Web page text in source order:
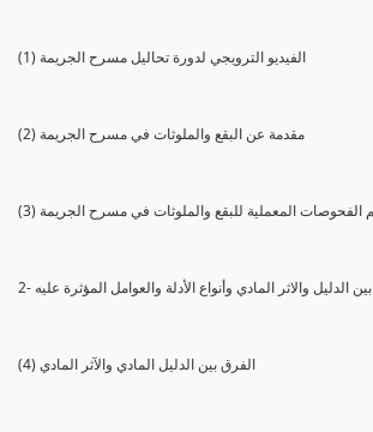
(1) الفيديو الترويجي لدورة تحاليل مسرح الجريمة
(2) مقدمة عن البقع والملوثات في مسرح الجريمة
أهم الفحوصات المعملية للبقع والملوثات في مسرح الجريمة
بين الدليل والاثر المادي وأنواع الأدلة والعوامل المؤثرة عليه
(4) الفرق بين الدليل المادي والآثر المادي